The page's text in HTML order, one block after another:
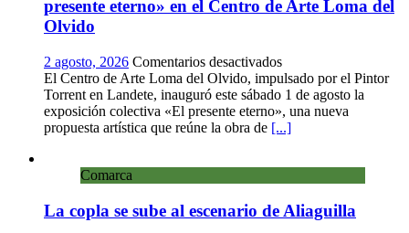
presente eterno» en el Centro de Arte Loma del
Olvido
2 agosto, 2026 Comentarios desactivadosen
Landete
inaugura
la
exposición
en
El Centro de Arte Loma del Olvido, impulsado por el Pintor
Torrent en Landete, inauguró este sábado 1 de agosto la
exposición colectiva «El presente eterno», una nueva
propuesta artística que reúne la obra de [...]
Comarca
La copla se sube al escenario de Aliaguilla